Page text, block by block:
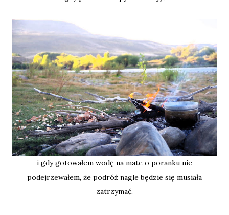
i gdy gotowałem wodę na mate o poranku nie
podejrzewałem, że podróż nagle będzie się musiała
zatrzymać.